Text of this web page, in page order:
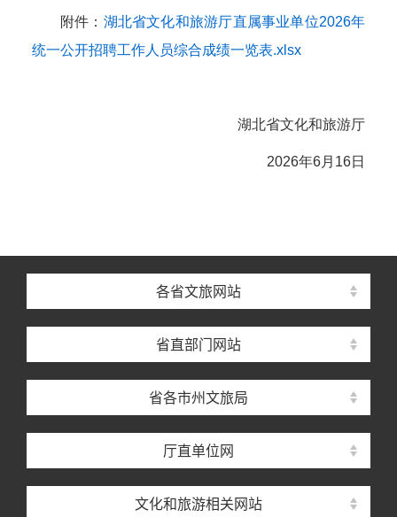
附件： 湖北省文化和旅游厅直属事业单位2026年
统一公开招聘工作人员综合成绩一览表.xlsx
湖北省文化和旅游厅
2026年6月16日
各省文旅网站
省直部门网站
省各市州文旅局
厅直单位网
文化和旅游相关网站